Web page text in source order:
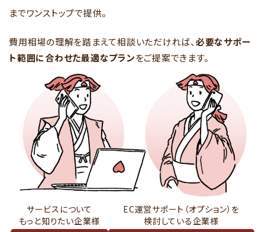
までワンストップで提供。
費用相場の理解を踏まえて相談いただければ、 必要なサポー
ト範囲に合わせた最適なプランをご提案できます。
サービスについて
もっと知りたい企業様
EC運営サポート（オプション）を
検討している企業様